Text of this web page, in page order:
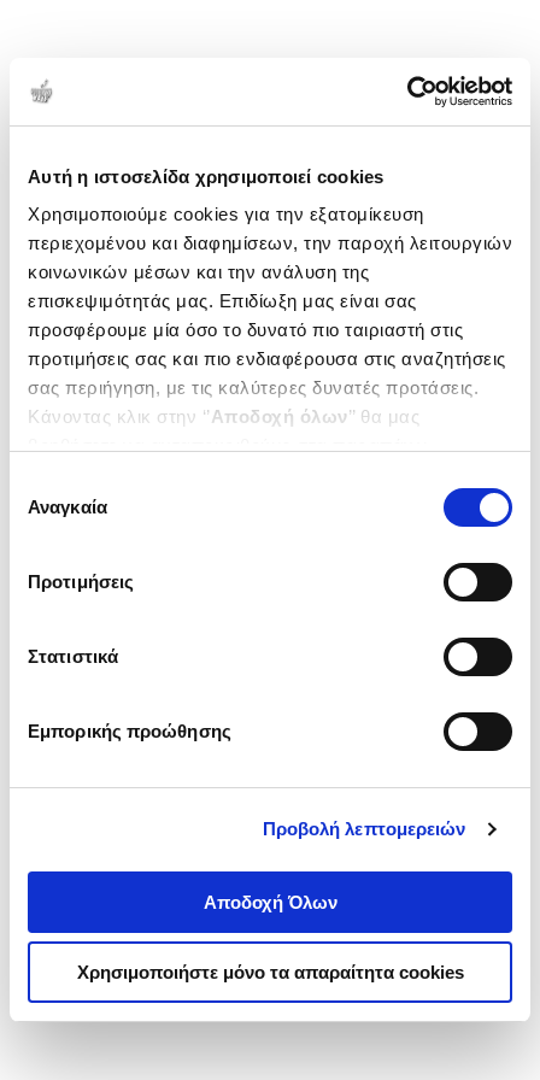
Αυτή η ιστοσελίδα χρησιμοποιεί cookies
Χρησιμοποιούμε cookies για την εξατομίκευση
περιεχομένου και διαφημίσεων, την παροχή λειτουργιών
κοινωνικών μέσων και την ανάλυση της
επισκεψιμότητάς μας. Επιδίωξη μας είναι σας
προσφέρουμε μία όσο το δυνατό πιο ταιριαστή στις
προτιμήσεις σας και πιο ενδιαφέρουσα στις αναζητήσεις
σας περιήγηση, με τις καλύτερες δυνατές προτάσεις.
Κάνοντας κλικ στην ‘’Αποδοχή όλων’’ θα μας
ενδιαφέρουν και να επιλέξετε από τα παρακάτω με την
΄΄και να ενημερωθείτε σχετικά με
συγκατάθεσης
Αναγκαία
Προτιμήσεις
Στατιστικά
Εμπορικής προώθησης
Προβολή λεπτομερειών
Αποδοχή Όλων
Χρησιμοποιήστε μόνο τα απαραίτητα cookies